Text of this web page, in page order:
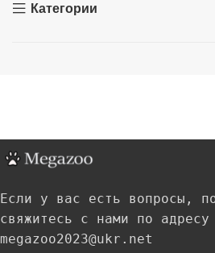
Категории
Если у вас есть вопросы,
свяжитесь с нами по адресу
megazoo2023@ukr.net